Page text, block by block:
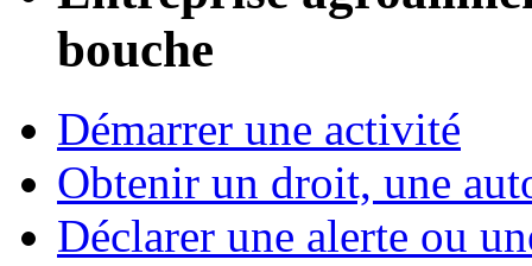
bouche
Démarrer une activité
Obtenir un droit, une
Déclarer une alerte ou